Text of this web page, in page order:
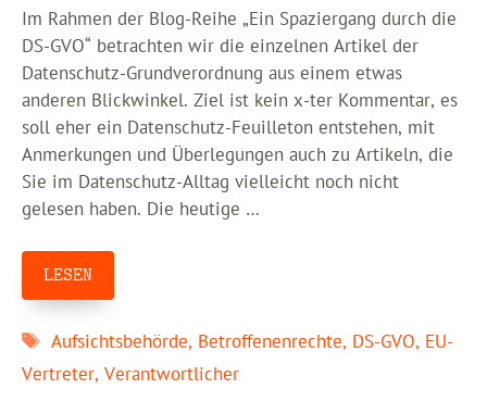
Im Rahmen der Blog-Reihe „Ein Spaziergang durch die
DS-GVO“ betrachten wir die einzelnen Artikel der
Datenschutz-Grundverordnung aus einem etwas
anderen Blickwinkel. Ziel ist kein x-ter Kommentar, es
soll eher ein Datenschutz-Feuilleton entstehen, mit
Anmerkungen und Überlegungen auch zu Artikeln, die
Sie im Datenschutz-Alltag vielleicht noch nicht
gelesen haben. Die heutige …
LESEN
Schlagwörter
Aufsichtsbehörde, Betroffenenrechte, DS-GVO, EU-
Vertreter, Verantwortlicher